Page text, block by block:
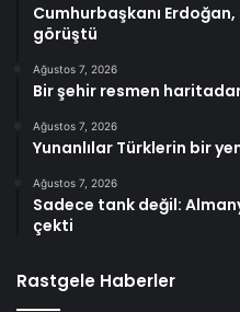
Cumhurbaşkanı
görüştü
Ağustos 7, 2026
Bir şehir resmen
Ağustos 7, 2026
Yunanlılar Türklerin bir
Ağustos 7, 2026
Sadece tank değil:
çekti
Rastgele Haberler